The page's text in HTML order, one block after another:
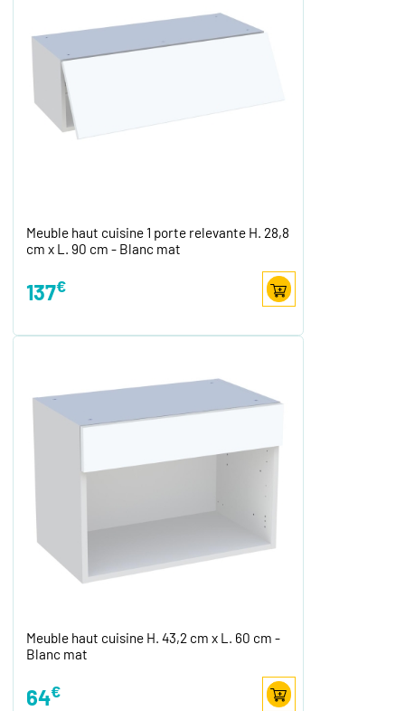
Meuble haut cuisine 1 porte relevante H. 28,8
cm x L. 90 cm - Blanc mat
137€
Meuble haut cuisine H. 43,2 cm x L. 60 cm -
Blanc mat
64€